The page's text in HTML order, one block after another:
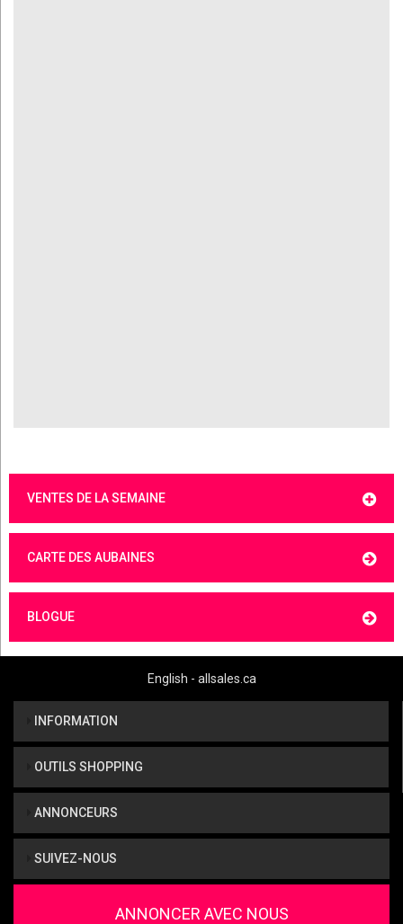
VENTES DE LA SEMAINE
CARTE DES AUBAINES
BLOGUE
English - allsales.ca
INFORMATION
OUTILS SHOPPING
ANNONCEURS
SUIVEZ-NOUS
ANNONCER AVEC NOUS